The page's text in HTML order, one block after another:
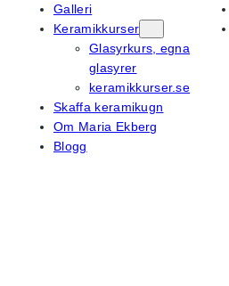
Galleri
Keramikkurser
Glasyrkurs, egna
glasyrer
keramikkurser.se
Skaffa keramikugn
Om Maria Ekberg
Blogg